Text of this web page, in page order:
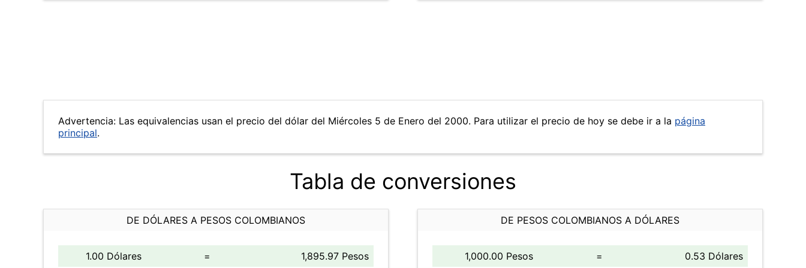
Advertencia: Las equivalencias usan el precio del dólar del Miércoles 5 de Enero del 2000. Para utilizar el precio de hoy se debe ir a la página
principal.
Tabla de conversiones
DE DÓLARES A PESOS COLOMBIANOS
1.00 Dólares = 1,895.97 Pesos
DE PESOS COLOMBIANOS A DÓLARES
1,000.00 Pesos = 0.53 Dólares